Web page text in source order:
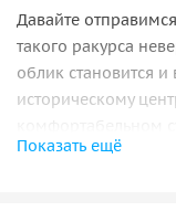
Давайте
такого ракурса
облик становится
историческому
небольшой
Показать ещё